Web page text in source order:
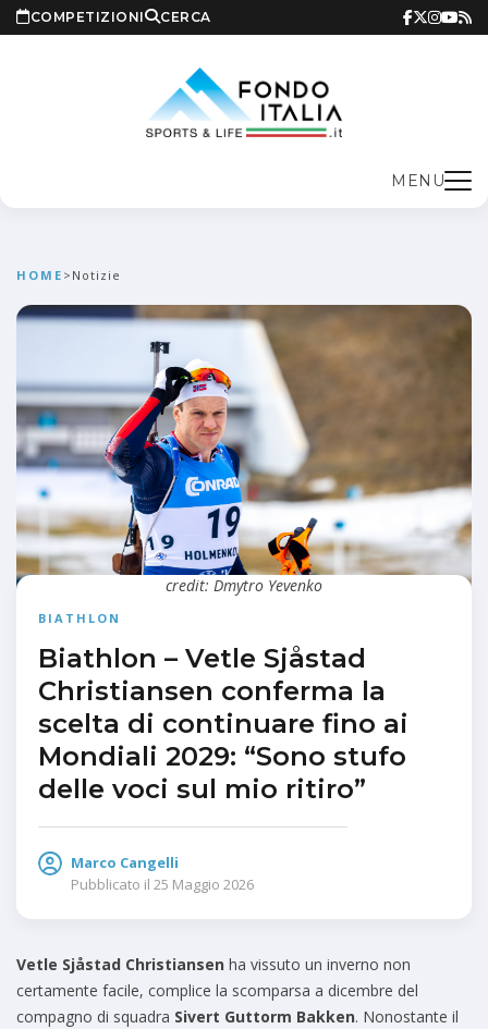
COMPETIZIONI CERCA
MENU
HOME > Notizie
BIATHLON
Biathlon – Vetle Sjåstad
Christiansen conferma la
scelta di continuare fino ai
Mondiali 2029: “Sono stufo
delle voci sul mio ritiro”
Marco Cangelli
Pubblicato il 25 Maggio 2026
credit: Dmytro Yevenko
Vetle Sjåstad Christiansen ha vissuto un inverno non
certamente facile, complice la scomparsa a dicembre del
compagno di squadra Sivert Guttorm Bakken. Nonostante il